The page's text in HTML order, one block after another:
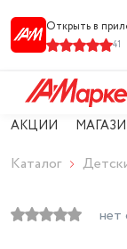
Открыть в
41
АКЦИИ
Каталог
нет